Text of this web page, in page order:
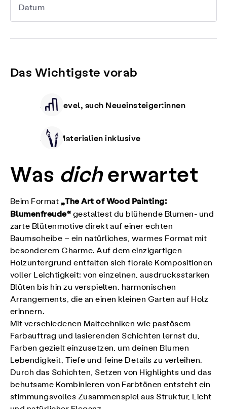
Datum
Das Wichtigste vorab
Alle Level, auch Neueinsteiger:innen
Alle Materialien inklusive
Was dicherwartet
Beim Format „The Art of Wood Painting:
Blumenfreude“ gestaltest du blühende Blumen- und
zarte Blütenmotive direkt auf einer echten
Baumscheibe – ein natürliches, warmes Format mit
besonderem Charme. Auf dem einzigartigen
Holzuntergrund entfalten sich florale Kompositionen
voller Leichtigkeit: von einzelnen, ausdrucksstarken
Blüten bis hin zu verspielten, harmonischen
Arrangements, die an einen kleinen Garten auf Holz
erinnern.
Mit verschiedenen Maltechniken wie pastösem
Farbauftrag und lasierenden Schichten lernst du,
Farben gezielt einzusetzen, um deinen Blumen
Lebendigkeit, Tiefe und feine Details zu verleihen.
Durch das Schichten, Setzen von Highlights und das
behutsame Kombinieren von Farbtönen entsteht ein
stimmungsvolles Zusammenspiel aus Struktur, Licht